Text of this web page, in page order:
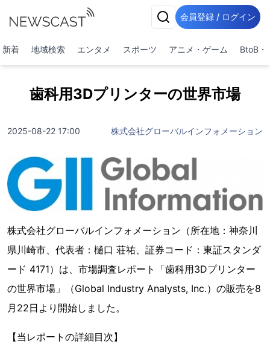
会員登録 / ログイン
新着 地域検索 エンタメ スポーツ アニメ・ゲーム BtoB・
歯科用3Dプリンターの世界市場
2025-08-22 17:00 株式会社グローバルインフォメーション
株式会社グローバルインフォメーション（所在地：神奈川
県川崎市、代表者：樋口 荘祐、証券コード：東証スタンダ
ード 4171）は、市場調査レポート「歯科用3Dプリンター
の世界市場」（Global Industry Analysts, Inc.）の販売を8
月22日より開始しました。
【当レポートの詳細目次】